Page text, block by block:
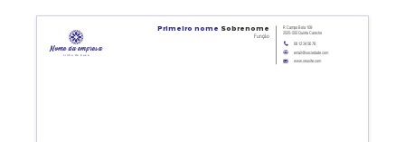
www.seusite.com
Primeiro nome Sobrenome
Função
R Campo Bola 109
2525-555 Quinta Carocho
06 12 34 56 78
email@sociedade.com
Nome da empresa
Linha de base